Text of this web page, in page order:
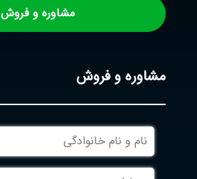
مشاوره و فروش
مشاوره و فروش
نام
و
نام
موبایل